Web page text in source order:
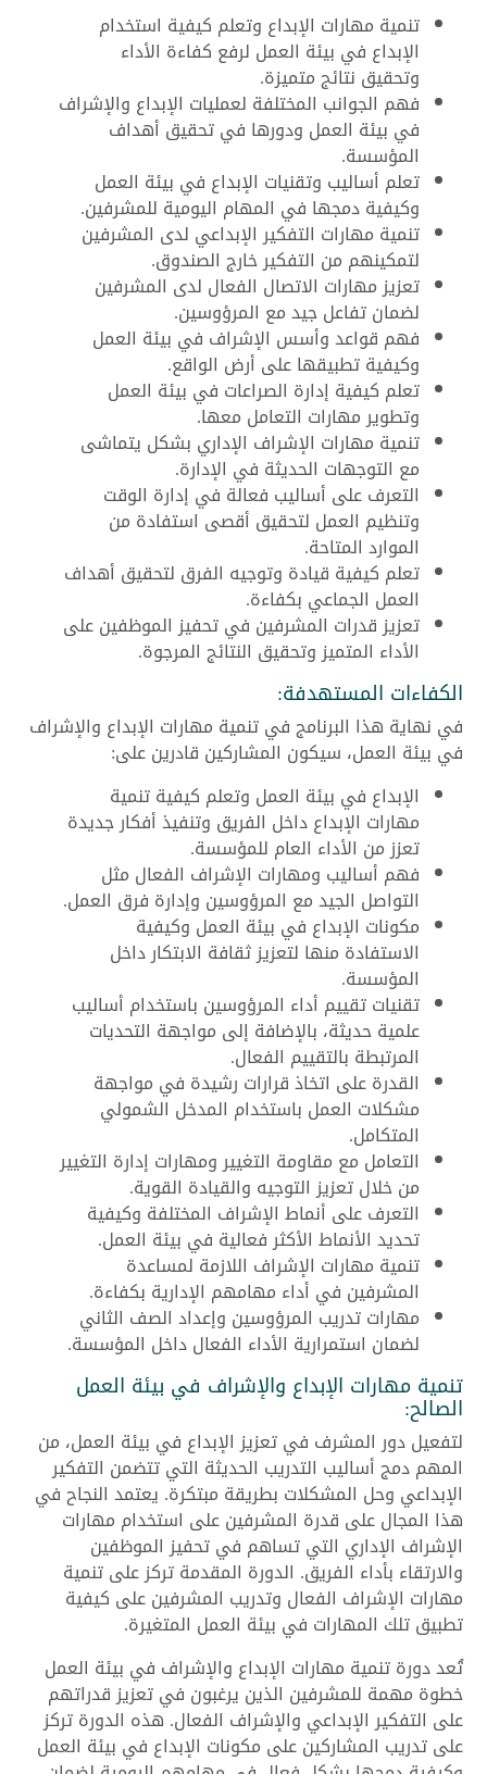
تنمية مهارات الإبداع وتعلم كيفية استخدام
الإبداع في بيئة العمل لرفع كفاءة الأداء
وتحقيق نتائج متميزة.
فهم الجوانب المختلفة لعمليات الإبداع والإشراف
في بيئة العمل ودورها في تحقيق أهداف
المؤسسة.
تعلم أساليب وتقنيات الإبداع في بيئة العمل
وكيفية دمجها في المهام اليومية للمشرفين.
تنمية مهارات التفكير الإبداعي لدى المشرفين
لتمكينهم من التفكير خارج الصندوق.
تعزيز مهارات الاتصال الفعال لدى المشرفين
لضمان تفاعل جيد مع المرؤوسين.
فهم قواعد وأسس الإشراف في بيئة العمل
وكيفية تطبيقها على أرض الواقع.
تعلم كيفية إدارة الصراعات في بيئة العمل
وتطوير مهارات التعامل معها.
تنمية مهارات الإشراف الإداري بشكل يتماشى
مع التوجهات الحديثة في الإدارة.
التعرف على أساليب فعالة في إدارة الوقت
وتنظيم العمل لتحقيق أقصى استفادة من
الموارد المتاحة.
تعلم كيفية قيادة وتوجيه الفرق لتحقيق أهداف
العمل الجماعي بكفاءة.
تعزيز قدرات المشرفين في تحفيز الموظفين على
الأداء المتميز وتحقيق النتائج المرجوة.
الكفاءات المستهدفة:
في نهاية هذا البرنامج في تنمية مهارات الإبداع والإشراف
في بيئة العمل، سيكون المشاركين قادرين على:
الإبداع في بيئة العمل وتعلم كيفية تنمية
مهارات الإبداع داخل الفريق وتنفيذ أفكار جديدة
تعزز من الأداء العام للمؤسسة.
فهم أساليب ومهارات الإشراف الفعال مثل
التواصل الجيد مع المرؤوسين وإدارة فرق العمل.
مكونات الإبداع في بيئة العمل وكيفية
الاستفادة منها لتعزيز ثقافة الابتكار داخل
المؤسسة.
تقنيات تقييم أداء المرؤوسين باستخدام أساليب
علمية حديثة، بالإضافة إلى مواجهة التحديات
المرتبطة بالتقييم الفعال.
القدرة على اتخاذ قرارات رشيدة في مواجهة
مشكلات العمل باستخدام المدخل الشمولي
المتكامل.
التعامل مع مقاومة التغيير ومهارات إدارة التغيير
من خلال تعزيز التوجيه والقيادة القوية.
التعرف على أنماط الإشراف المختلفة وكيفية
تحديد الأنماط الأكثر فعالية في بيئة العمل.
تنمية مهارات الإشراف اللازمة لمساعدة
المشرفين في أداء مهامهم الإدارية بكفاءة.
مهارات تدريب المرؤوسين وإعداد الصف الثاني
لضمان استمرارية الأداء الفعال داخل المؤسسة.
تنمية مهارات الإبداع والإشراف في بيئة العمل
الصالح:
لتفعيل دور المشرف في تعزيز الإبداع في بيئة العمل، من
المهم دمج أساليب التدريب الحديثة التي تتضمن التفكير
الإبداعي وحل المشكلات بطريقة مبتكرة. يعتمد النجاح في
هذا المجال على قدرة المشرفين على استخدام مهارات
الإشراف الإداري التي تساهم في تحفيز الموظفين
والارتقاء بأداء الفريق. الدورة المقدمة تركز على تنمية
مهارات الإشراف الفعال وتدريب المشرفين على كيفية
تطبيق تلك المهارات في بيئة العمل المتغيرة.
تُعد دورة تنمية مهارات الإبداع والإشراف في بيئة العمل
خطوة مهمة للمشرفين الذين يرغبون في تعزيز قدراتهم
على التفكير الإبداعي والإشراف الفعال. هذه الدورة تركز
على تدريب المشاركين على مكونات الإبداع في بيئة العمل